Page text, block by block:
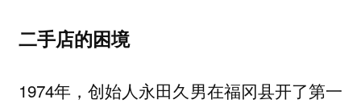
二手店的困境
1974年，创始人永田久男在福冈县开了第一